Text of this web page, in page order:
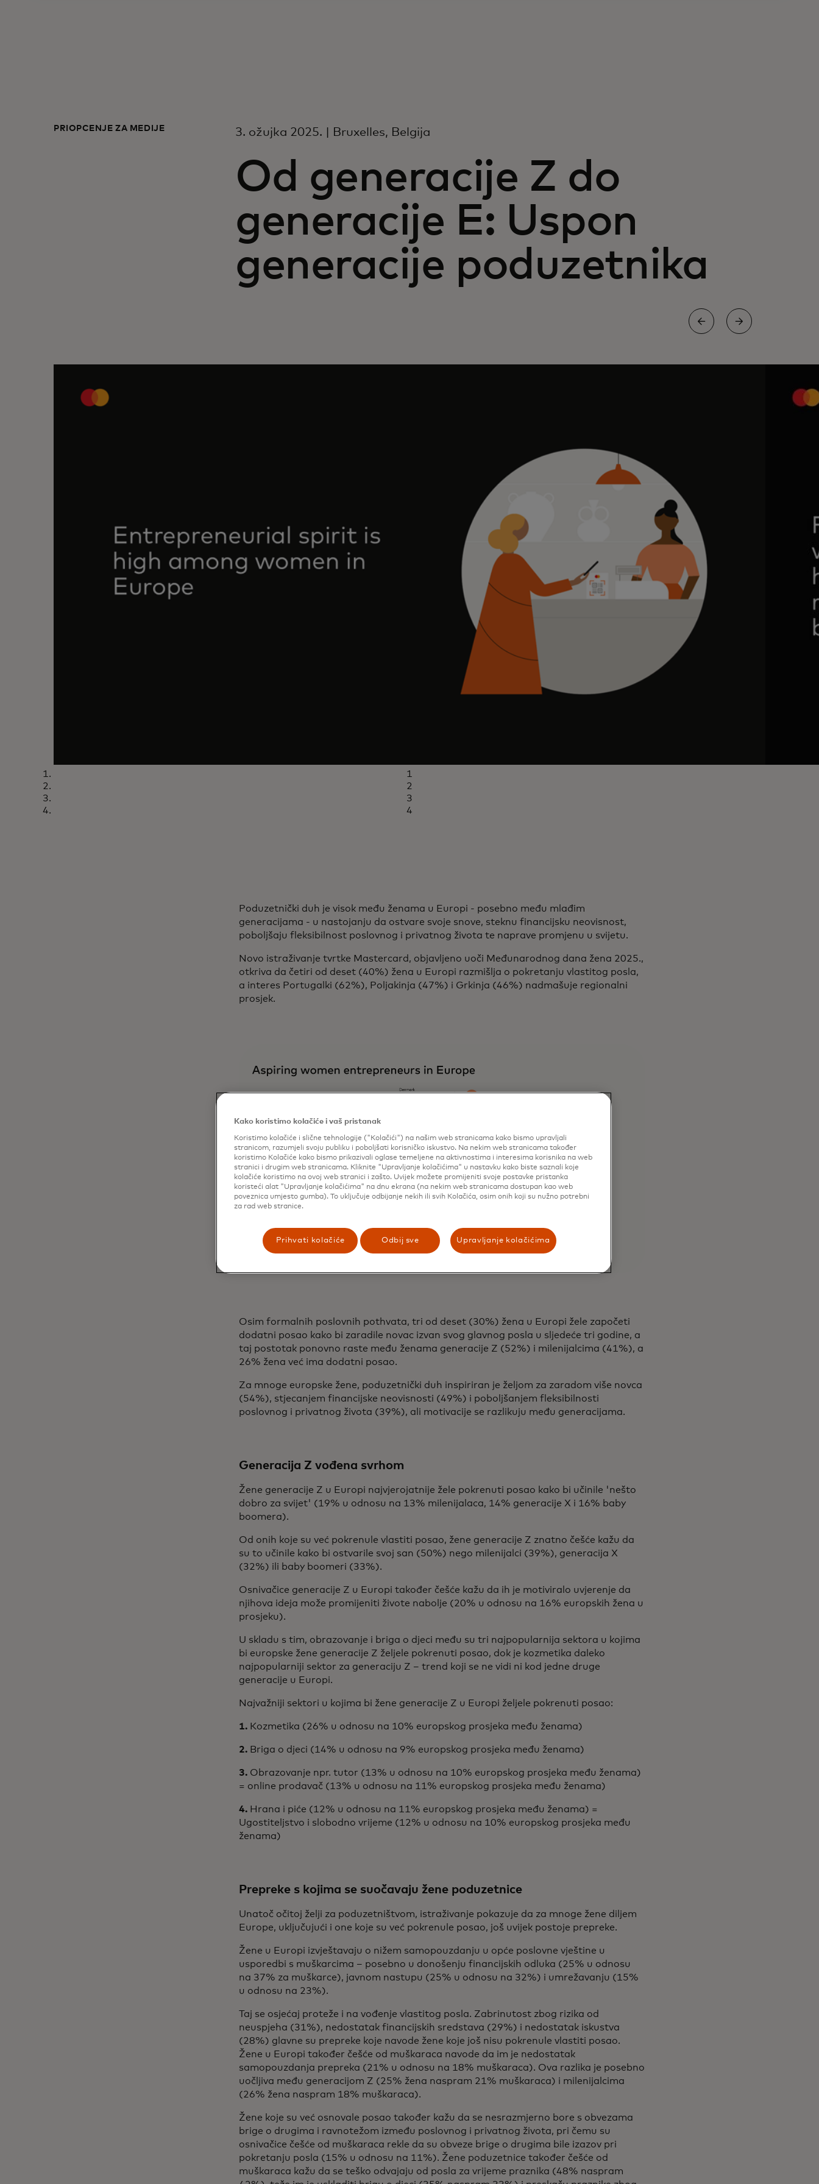
PRIOPĆENJE ZA MEDIJE 3. ožujka 2025. | Bruxelles, Belgija
Od generacije Z do
generacije E: Uspon
generacije poduzetnika
1
2
3
4
Poduzetnički duh je visok među ženama u Europi - posebno među mlađim
generacijama - u nastojanju da ostvare svoje snove, steknu financijsku neovisnost,
poboljšaju fleksibilnost poslovnog i privatnog života te naprave promjenu u svijetu.
Novo istraživanje tvrtke Mastercard, objavljeno uoči Međunarodnog dana žena 2025.,
otkriva da četiri od deset (40%) žena u Europi razmišlja o pokretanju vlastitog posla,
a interes Portugalki (62%), Poljakinja (47%) i Grkinja (46%) nadmašuje regionalni
prosjek.
Osim formalnih poslovnih pothvata, tri od deset (30%) žena u Europi žele započeti
dodatni posao kako bi zaradile novac izvan svog glavnog posla u sljedeće tri godine, a
taj postotak ponovno raste među ženama generacije Z (52%) i milenijalcima (41%), a
26% žena već ima dodatni posao.
Za mnoge europske žene, poduzetnički duh inspiriran je željom za zaradom više novca
(54%), stjecanjem financijske neovisnosti (49%) i poboljšanjem fleksibilnosti
poslovnog i privatnog života (39%), ali motivacije se razlikuju među generacijama.
Generacija Z vođena svrhom
Žene generacije Z u Europi najvjerojatnije žele pokrenuti posao kako bi učinile 'nešto
dobro za svijet' (19% u odnosu na 13% milenijalaca, 14% generacije X i 16% baby
boomera).
Od onih koje su već pokrenule vlastiti posao, žene generacije Z znatno češće kažu da
su to učinile kako bi ostvarile svoj san (50%) nego milenijalci (39%), generacija X
(32%) ili baby boomeri (33%).
Osnivačice generacije Z u Europi također češće kažu da ih je motiviralo uvjerenje da
njihova ideja može promijeniti živote nabolje (20% u odnosu na 16% europskih žena u
prosjeku).
U skladu s tim, obrazovanje i briga o djeci među su tri najpopularnija sektora u kojima
bi europske žene generacije Z željele pokrenuti posao, dok je kozmetika daleko
najpopularniji sektor za generaciju Z – trend koji se ne vidi ni kod jedne druge
generacije u Europi.
Najvažniji sektori u kojima bi žene generacije Z u Europi željele pokrenuti posao:
1. Kozmetika (26% u odnosu na 10% europskog prosjeka među ženama)
2. Briga o djeci (14% u odnosu na 9% europskog prosjeka među ženama)
3. Obrazovanje npr. tutor (13% u odnosu na 10% europskog prosjeka među ženama)
= online prodavač (13% u odnosu na 11% europskog prosjeka među ženama)
4. Hrana i piće (12% u odnosu na 11% europskog prosjeka među ženama) =
Ugostiteljstvo i slobodno vrijeme (12% u odnosu na 10% europskog prosjeka među
ženama)
Prepreke s kojima se suočavaju žene poduzetnice
Unatoč očitoj želji za poduzetništvom, istraživanje pokazuje da za mnoge žene diljem
Europe, uključujući i one koje su već pokrenule posao, još uvijek postoje prepreke.
Žene u Europi izvještavaju o nižem samopouzdanju u opće poslovne vještine u
usporedbi s muškarcima – posebno u donošenju financijskih odluka (25% u odnosu
na 37% za muškarce), javnom nastupu (25% u odnosu na 32%) i umrežavanju (15%
u odnosu na 23%).
Taj se osjećaj proteže i na vođenje vlastitog posla. Zabrinutost zbog rizika od
neuspjeha (31%), nedostatak financijskih sredstava (29%) i nedostatak iskustva
(28%) glavne su prepreke koje navode žene koje još nisu pokrenule vlastiti posao.
Žene u Europi također češće od muškaraca navode da im je nedostatak
samopouzdanja prepreka (21% u odnosu na 18% muškaraca). Ova razlika je posebno
uočljiva među generacijom Z (25% žena naspram 21% muškaraca) i milenijalcima
(26% žena naspram 18% muškaraca).
Žene koje su već osnovale posao također kažu da se nesrazmjerno bore s obvezama
brige o drugima i ravnotežom između poslovnog i privatnog života, pri čemu su
osnivačice češće od muškaraca rekle da su obveze brige o drugima bile izazov pri
pokretanju posla (15% u odnosu na 11%). Žene poduzetnice također češće od
muškaraca kažu da se teško odvajaju od posla za vrijeme praznika (48% naspram
Kako koristimo kolačiće i vaš pristanak
Koristimo kolačiće i slične tehnologije ("Kolačići") na našim web stranicama kako bismo upravljali
stranicom, razumjeli svoju publiku i poboljšati korisničko iskustvo. Na nekim web stranicama također
koristimo Kolačiće kako bismo prikazivali oglase temeljene na aktivnostima i interesima korisnika na web
stranici i drugim web stranicama. Kliknite "Upravljanje kolačićima" u nastavku kako biste saznali koje
kolačiće koristimo na ovoj web stranici i zašto. Uvijek možete promijeniti svoje postavke pristanka
koristeći alat "Upravljanje kolačićima" na dnu ekrana (na nekim web stranicama dostupan kao web
poveznica umjesto gumba). To uključuje odbijanje nekih ili svih Kolačića, osim onih koji su nužno potrebni
za rad web stranice.
Prihvati kolačiće Odbij sve Upravljanje kolačićima